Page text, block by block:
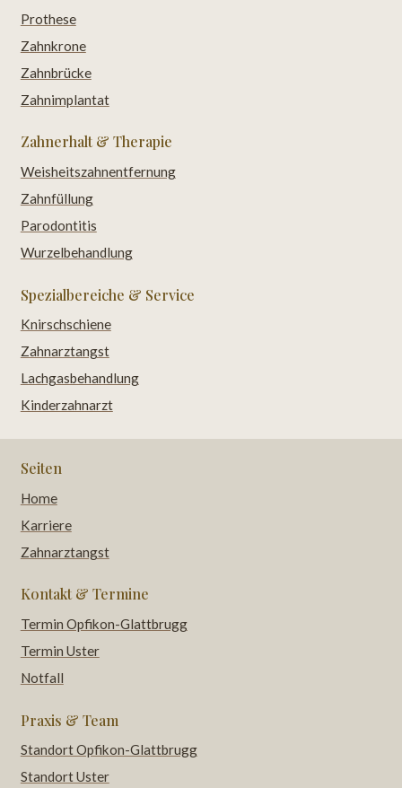
Prothese
Zahnkrone
Zahnbrücke
Zahnimplantat
Zahnerhalt & Therapie
Weisheitszahnentfernung
Zahnfüllung
Parodontitis
Wurzelbehandlung
Spezialbereiche & Service
Knirschschiene
Zahnarztangst
Lachgasbehandlung
Kinderzahnarzt
Seiten
Home
Karriere
Zahnarztangst
Kontakt & Termine
Termin Opfikon-Glattbrugg
Termin Uster
Notfall
Praxis & Team
Standort Opfikon-Glattbrugg
Standort Uster